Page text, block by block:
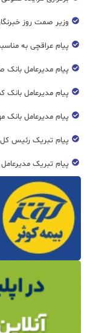
وزیر صمت روز
پیام عراقچی به
پیام مدیرعامل
پیام مدیرعامل بانک
پیام مدیرعامل بانک
پیام تبریک رئیس کل
پیام تبریک